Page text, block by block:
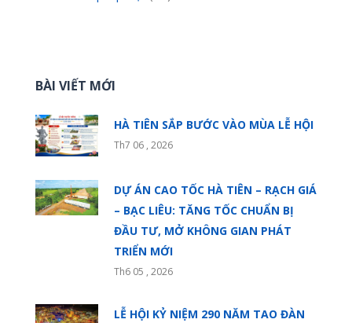
BÀI VIẾT MỚI
HÀ TIÊN SẮP BƯỚC VÀO MÙA LỄ HỘI
Th7 06 , 2026
DỰ ÁN CAO TỐC HÀ TIÊN – RẠCH GIÁ
– BẠC LIÊU: TĂNG TỐC CHUẨN BỊ
ĐẦU TƯ, MỞ KHÔNG GIAN PHÁT
TRIỂN MỚI
Th6 05 , 2026
LỄ HỘI KỶ NIỆM 290 NĂM TAO ĐÀN